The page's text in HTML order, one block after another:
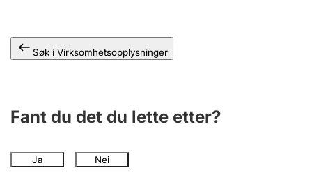
Søk i Virksomhetsopplysninger
Fant du det du lette etter?
Ja Nei